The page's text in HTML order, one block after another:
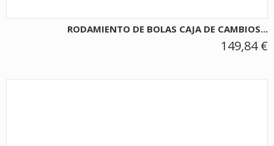
RODAMIENTO DE BOLAS CAJA DE CAMBIOS...
149,84 €